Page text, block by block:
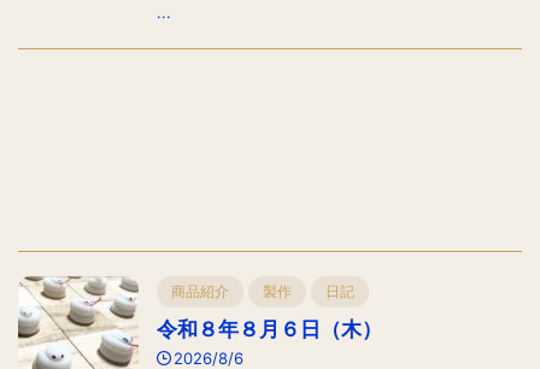
...
商品紹介 製作 日記
令和８年８月６日（木）
2026/8/6